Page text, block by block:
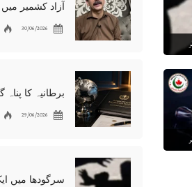
30/06/2026
29/06/2026